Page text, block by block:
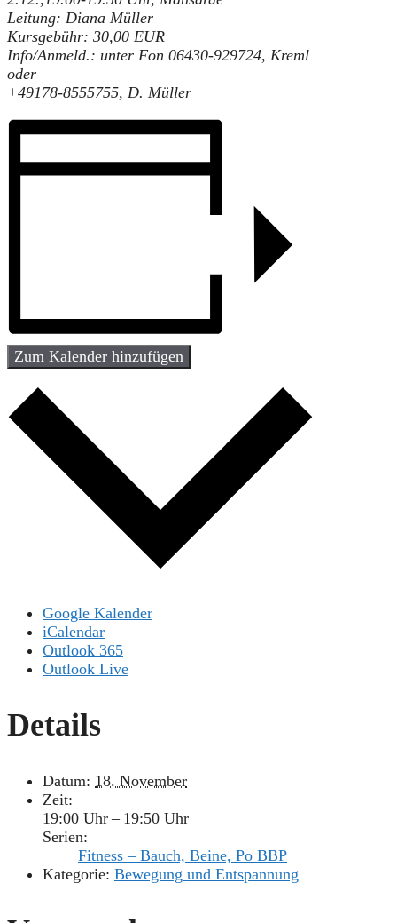
Leitung: Diana Müller
Kursgebühr: 30,00 EUR
Info/Anmeld.: unter Fon 06430-929724, Kreml
oder
+49178-8555755, D. Müller
Zum Kalender hinzufügen
Google Kalender
iCalendar
Outlook 365
Outlook Live
Details
Datum: 18. November
Zeit:
19:00 Uhr – 19:50 Uhr
Serien:
Fitness – Bauch, Beine, Po BBP
Kategorie: Bewegung und Entspannung